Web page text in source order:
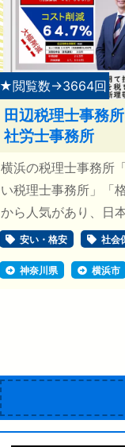
★閲覧数→3664回
田辺税理士事務
社労士事務所
横浜の税理士事務所
い税理士事務所」「
から人気があり、日
安い・格安 社会
神奈川県 横浜市